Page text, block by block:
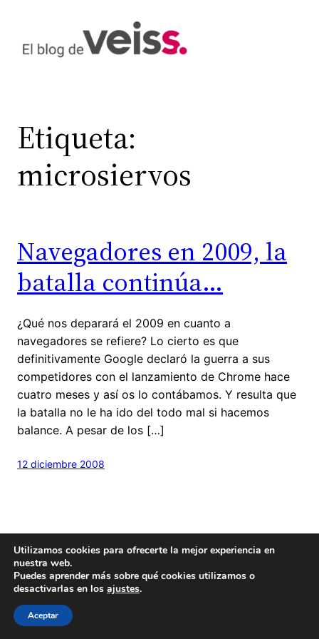
contenido
Etiqueta:
microsiervos
Navegadores en 2009, la
batalla continúa…
¿Qué nos deparará el 2009 en cuanto a
navegadores se refiere? Lo cierto es que
definitivamente Google declaró la guerra a sus
competidores con el lanzamiento de Chrome hace
cuatro meses y así os lo contábamos. Y resulta que
la batalla no le ha ido del todo mal si hacemos
balance. A pesar de los […]
12 diciembre 2008
Hecho concariñoy un poquito de
Este blog es
Utilizamos cookies para ofrecerte la mejor experiencia en
nuestra web.
Puedes aprender más sobre qué cookies utilizamos o
desactivarlas en los ajustes.
Aceptar